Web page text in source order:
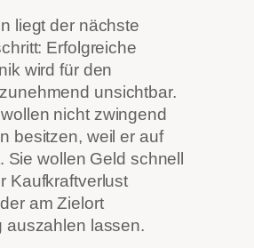
liegt der nächste
Erfolgreiche
wird für den
unsichtbar.
nicht zwingend
besitzen, weil er auf
Sie wollen Geld schnell
Kaufkraftverlust
am Zielort
auszahlen lassen.